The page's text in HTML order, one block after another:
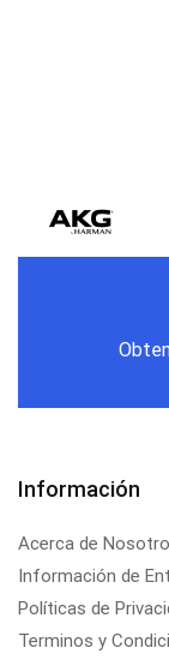
Información
Acerca de
Información de
Políticas de
Terminos y